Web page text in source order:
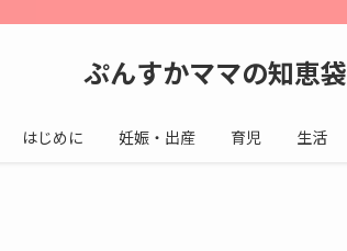
ぷんすかママの知恵袋
はじめに 妊娠・出産 育児 生活